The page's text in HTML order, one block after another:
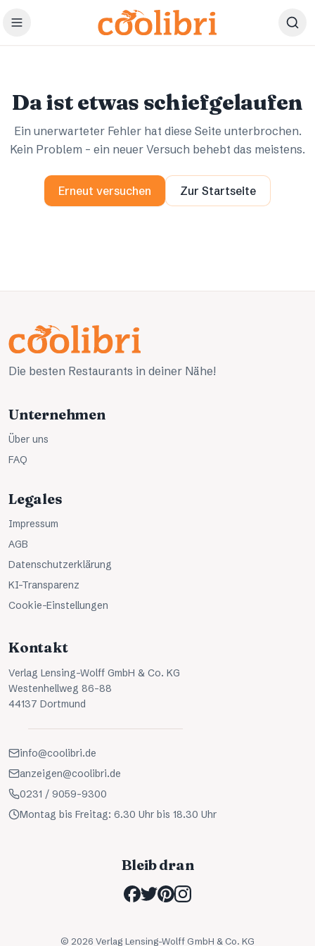
Zum Hauptinhalt springen
Da ist etwas schiefgelaufen
Ein unerwarteter Fehler hat diese Seite unterbrochen.
Kein Problem – ein neuer Versuch behebt das meistens.
Erneut versuchen Zur Startseite
Die besten Restaurants in deiner Nähe!
Unternehmen
Über uns
FAQ
Legales
Impressum
AGB
Datenschutzerklärung
KI-Transparenz
Cookie-Einstellungen
Kontakt
Verlag Lensing-Wolff GmbH & Co. KG
Westenhellweg 86-88
44137 Dortmund
info@coolibri.de
anzeigen@coolibri.de
0231 / 9059-9300
Montag bis Freitag: 6.30 Uhr bis 18.30 Uhr
Bleib dran
© 2026 Verlag Lensing-Wolff GmbH & Co. KG